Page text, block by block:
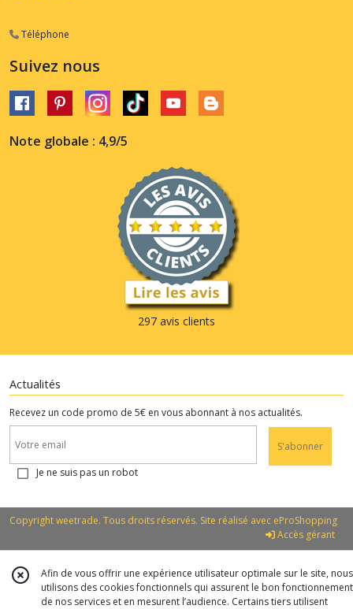
Téléphone
Suivez nous
Note globale : 4,9/5
297 avis clients
Actualités
Recevez un code promo de 5€ en vous abonnant à nos actualités.
S'abonner
Je ne suis pas un robot
Copyright weetrade. Tous droits réservés. Site réalisé avec eProShopping
Accès gérant
Afin de vous offrir une expérience utilisateur optimale sur le site, nous
utilisons des cookies fonctionnels qui assurent le bon fonctionnement
de nos services et en mesurent l’audience. Certains tiers utilisent